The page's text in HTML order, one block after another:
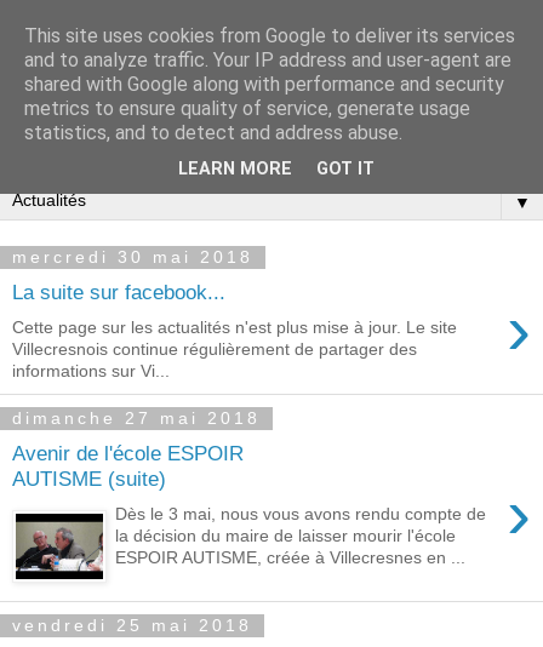
▼
mercredi 30 mai 2018
La suite sur facebook... ›
Cette page sur les actualités n'est plus mise à jour. Le site
Villecresnois continue régulièrement de partager des
informations sur Vi...
dimanche 27 mai 2018
Avenir de l'école ESPOIR
AUTISME (suite)
›
Dès le 3 mai, nous vous avons rendu compte de
la décision du maire de laisser mourir l'école
ESPOIR AUTISME, créée à Villecresnes en ...
vendredi 25 mai 2018
This site uses cookies from Google to deliver its services
and to analyze traffic. Your IP address and user-agent are
shared with Google along with performance and security
metrics to ensure quality of service, generate usage
statistics, and to detect and address abuse.
LEARN MORE GOT IT